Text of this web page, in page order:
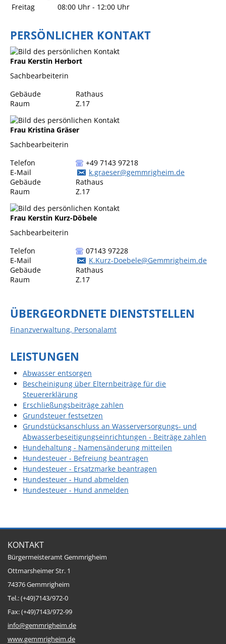
Öffnungszeiten
Behördenwegweiser
Neubürgerinfos
Wissenswertes/Service
Gutachterausschuss
Selbstbestimmung
Fachstelle
Mitarbeitende im Rathaus
Öffentliche
Bekanntmachungen
Ausschreibungen
Bebauungspläne
Ortsrecht
Gemeinderat
Karriere
Freitag
08:00 Uhr - 12:00 Uhr
PERSÖNLICHER KONTAKT
Frau Kerstin Herbort
Sachbearbeiterin
Gebäude
Rathaus
Raum
Z.17
Frau Kristina Gräser
Sachbearbeiterin
Telefon
+49 7143 97218
E-Mail
k.graeser@gemmrigheim.de
Gebäude
Rathaus
Raum
Z.17
Frau Kerstin Kurz-Döbele
Sachbearbeiterin
Telefon
07143 97228
E-Mail
K.Kurz-Doebele@Gemmrigheim.de
Gebäude
Rathaus
Raum
Z.17
ÜBERGEORDNETE DIENSTSTELLEN
Finanzverwaltung, Personalamt
LEISTUNGEN
Abwasser entsorgen
Bescheinigung über Elternbeiträge für die
Steuererklärung
Erschließungsbeiträge zahlen
Grundsteuer festsetzen
Grundstücksanschluss an Wasserversorgungs- und
Abwasserbeseitigungseinrichtungen - Beiträge zahlen
Hundehaltung - Namensänderung mitteilen
Hundesteuer - Befreiung beantragen
Hundesteuer - Ersatzmarke beantragen
Hundesteuer - Hund abmelden
Hundesteuer - Hund anmelden
KONTAKT
Bürgermeisteramt Gemmrigheim
Ottmarsheimer Str. 1
74376 Gemmrigheim
Tel.: (+49)7143/972-0
Fax: (+49)7143/972-99
info@gemmrigheim.de
www.gemmrigheim.de